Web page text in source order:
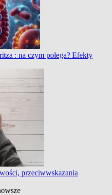
: na czym polega? Efekty
przeciwwskazania